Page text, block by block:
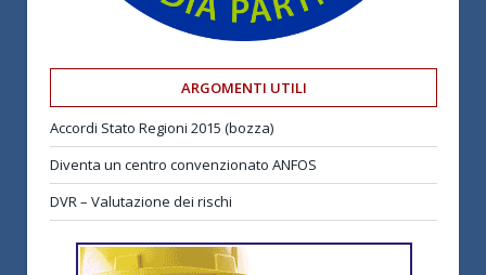
ARGOMENTI UTILI
Accordi Stato Regioni 2015 (bozza)
Diventa un centro convenzionato ANFOS
DVR – Valutazione dei rischi